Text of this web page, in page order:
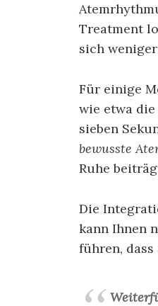
Treatment
sich
Für einige
wie etwa
sieben
bewusste
Ruhe
Die
kann Ihnen
führen,